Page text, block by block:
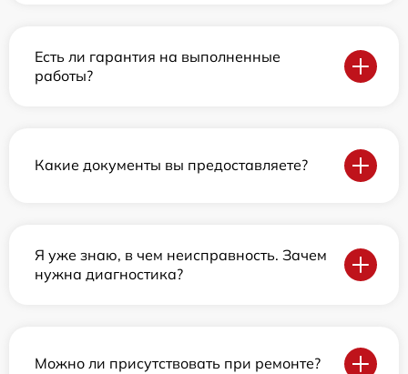
Есть ли гарантия на выполненные
работы?
Какие документы вы предоставляете?
Я уже знаю, в чем неисправность. Зачем
нужна диагностика?
Можно ли присутствовать при ремонте?